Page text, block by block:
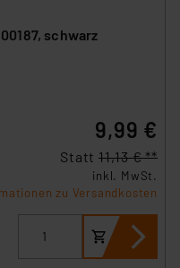
schwarz
9,99 €
Statt 11,13 € **
inkl. MwSt.
zu Versandkosten